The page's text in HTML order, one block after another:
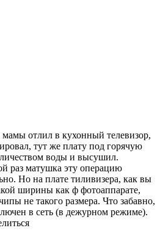
мамы отлил в кухонный телевизор,
тут же плату под горячую
воды и высушил.
раз матушка эту операцию
Но на плате тиливизера, как вы
ширины как ф фотоаппарате,
не такого размера. Что забавно,
в сеть (в дежурном режиме).